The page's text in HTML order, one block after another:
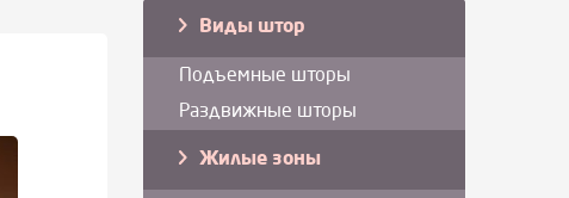
Виды штор
Подъемные шторы
Раздвижные шторы
Жилые зоны